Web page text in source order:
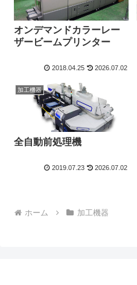
オンデマンドカラーレー
ザービームプリンター
2018.04.25 2026.07.02
加工機器
全自動前処理機
2019.07.23 2026.07.02
ホーム 加工機器